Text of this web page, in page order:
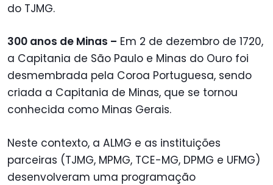
do TJMG.
300 anos de Minas – Em 2 de dezembro de 1720,
a Capitania de São Paulo e Minas do Ouro foi
desmembrada pela Coroa Portuguesa, sendo
criada a Capitania de Minas, que se tornou
conhecida como Minas Gerais.
Neste contexto, a ALMG e as instituições
parceiras (TJMG, MPMG, TCE-MG, DPMG e UFMG)
desenvolveram uma programação